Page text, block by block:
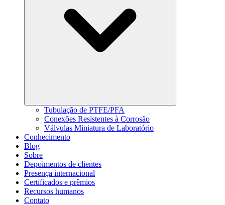
Tubulação de PTFE/PFA
Conexões Resistentes à Corrosão
Válvulas Miniatura de Laboratório
Conhecimento
Blog
Sobre
Depoimentos de clientes
Presença internacional
Certificados e prêmios
Recursos humanos
Contato